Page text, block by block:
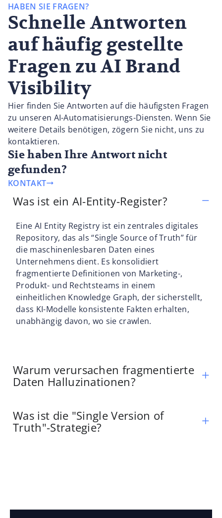
HABEN SIE FRAGEN?
Schnelle Antworten
auf häufig gestellte
Fragen zu AI Brand
Visibility
Hier finden Sie Antworten auf die häufigsten Fragen
zu unseren AI-Automatisierungs-Diensten. Wenn Sie
weitere Details benötigen, zögern Sie nicht, uns zu
kontaktieren.
Sie haben Ihre Antwort nicht
gefunden?
KONTAKT
Was ist ein AI-Entity-Register?
Eine AI Entity Registry ist ein zentrales digitales
Repository, das als “Single Source of Truth” für
die maschinenlesbaren Daten eines
Unternehmens dient. Es konsolidiert
fragmentierte Definitionen von Marketing-,
Produkt- und Rechtsteams in einem
einheitlichen Knowledge Graph, der sicherstellt,
dass KI-Modelle konsistente Fakten erhalten,
unabhängig davon, wo sie crawlen.
Warum verursachen fragmentierte
Daten Halluzinationen?
Was ist die "Single Version of
Truth"-Strategie?